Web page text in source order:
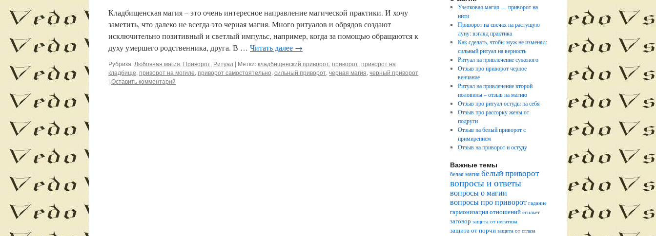
Кладбищенская магия – это очень интересное направление магической практики. И хочу
заметить, что далеко не всегда это черная магия. Много ритуалов и обрядов создают
исключительно позитивный и светлый импульс, например, когда за помощью обращаются к
духу умершего родственника, друга. В … Читать далее →
Рубрика: Любовная магия, Приворот, Ритуал | Метки:кладбищенский приворот, приворот, приворот на
кладбище, приворот на могиле, приворот самостоятельно, сильный приворот, черная магия, черный приворот
| Оставить комментарий
Узелковая магия — приворот на
нити
Приворот на свечах на растущую
луну: взгляд практика
Как сделать, чтобы муж не изменял:
сильный ритуал на верность
Ритуал на привлечение суженого
Отзыв про приворот черное
венчание
Ритуал на привлечение второй
половины – отзыв на магию
Отзыв про ритуал остуды на себя
Отзыв про рассорку жены от
подруги
Отзыв на белый приворот с
примирением
Отзыв на приворот и остуду
Важные темы
белая магия белый приворот
вопросы и ответы
вопросы о магии
вопросы про приворот гадание
гармонизация отношений егильет
заговор защита от негатива
защита от порчи защита от сглаза